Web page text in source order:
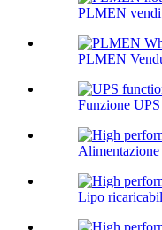
PLMEN
PLMEN
Funzione
Alimentazione
Lipo